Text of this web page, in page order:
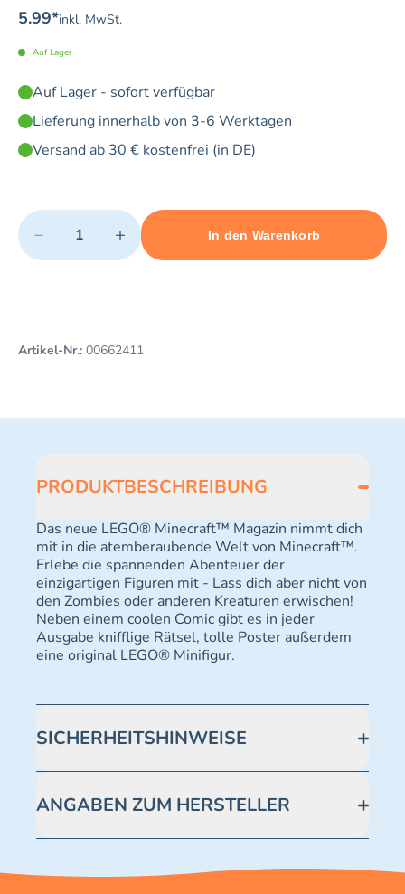
5.99*inkl. MwSt.
Auf Lager
Auf Lager - sofort verfügbar
Lieferung innerhalb von 3-6 Werktagen
Versand ab 30 € kostenfrei (in DE)
Quantity
− +
Minimum quantity: 1 Maximum quantity: 5
In den Warenkorb
Add 1 item to cart
Artikel-Nr.: 00662411
PRODUKTBESCHREIBUNG
Das neue LEGO® Minecraft™ Magazin nimmt dich
mit in die atemberaubende Welt von Minecraft™.
Erlebe die spannenden Abenteuer der
einzigartigen Figuren mit - Lass dich aber nicht von
den Zombies oder anderen Kreaturen erwischen!
Neben einem coolen Comic gibt es in jeder
Ausgabe knifflige Rätsel, tolle Poster außerdem
eine original LEGO® Minifigur.
SICHERHEITSHINWEISE
ANGABEN ZUM HERSTELLER
ocean.de/kundenservice Telefonnummer: 0711
2202990 Seidenstraße 19 70174 Stuttgart